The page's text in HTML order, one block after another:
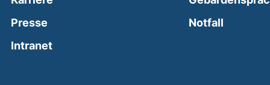
Presse
Intranet(external link, opens in a new window)
Notfall